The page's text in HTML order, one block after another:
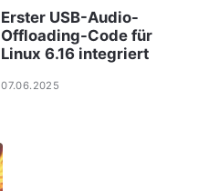
Erster USB-Audio-
Offloading-Code für
Linux 6.16 integriert
07.06.2025